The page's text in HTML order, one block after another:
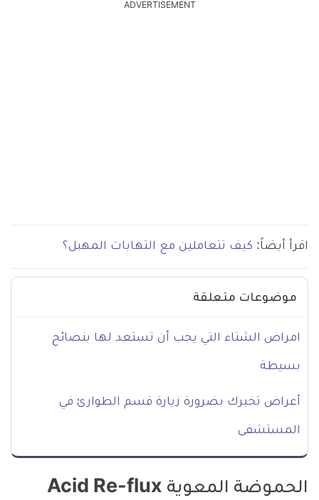
ADVERTISEMENT
اقرأ أيضاً: كيف تتعاملين مع التهابات المهبل؟
موضوعات متعلقة
امراض الشتاء التي يجب أن تستعد لها بنصائح
بسيطة
أعراض تخبرك بضرورة زيارة قسم الطوارئ في
المستشفى
الحموضة المعوية Acid Re-flux